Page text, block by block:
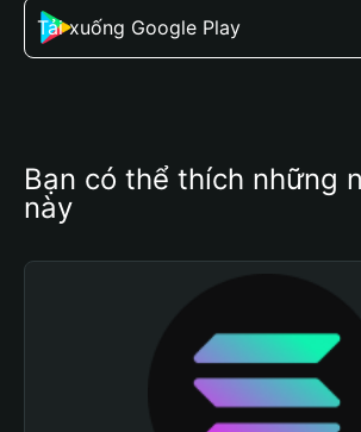
Tải xuống Google Play
Bạn có thể thích những
này